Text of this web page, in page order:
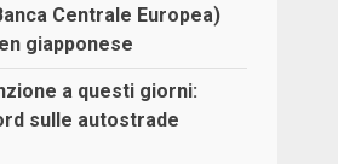
Centrale Europea)
giapponese
a questi giorni:
sulle autostrade